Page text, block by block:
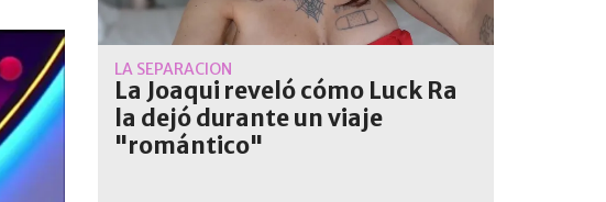
LA SEPARACIÓN
La Joaqui reveló cómo Luck Ra
la dejó durante un viaje
"romántico"